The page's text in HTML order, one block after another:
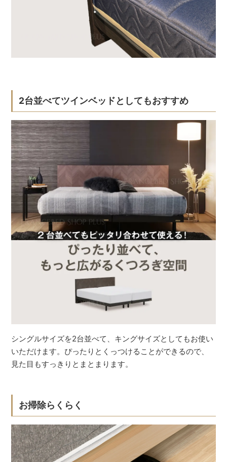
2台並べてツインベッドとしてもおすすめ
シングルサイズを2台並べて、キングサイズとしてもお使い
いただけます。ぴったりとくっつけることができるので、
見た目もすっきりとまとまります。
お掃除らくらく